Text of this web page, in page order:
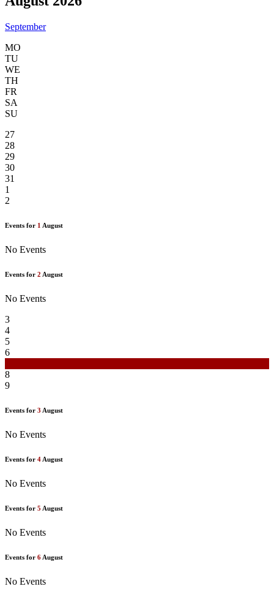
September
MO
TU
WE
TH
FR
SA
SU
27
28
29
30
31
1
2
Events for 1 August
No Events
Events for 2 August
No Events
3
4
5
6
8
9
Events for 3 August
No Events
Events for 4 August
No Events
Events for 5 August
No Events
Events for 6 August
No Events